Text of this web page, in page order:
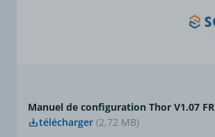
Manuel de configuration Thor V1.07 FR
télécharger (2,72 MB)